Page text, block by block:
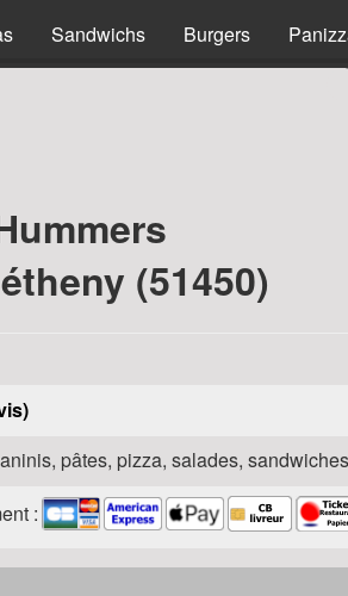
Sandwichs Burgers
(51450)
pâtes, pizza, salades,
: